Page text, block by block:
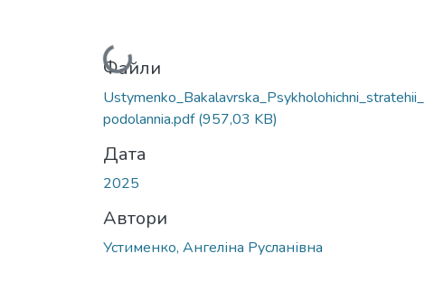
Вантажиться...
Файли
Ustymenko_Bakalavrska_Psykholohichni_stratehii_
podolannia.pdf(957,03 KB)
Дата
2025
Автори
Устименко, Ангеліна Русланівна